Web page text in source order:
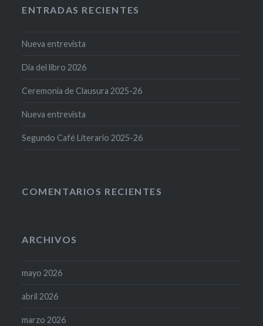
ENTRADAS RECIENTES
Nueva entrevista
Día del libro 2026
Ceremonia de Clausura 2025-26
Nueva entrevista
Segundo Café Literario 2025-26
COMENTARIOS RECIENTES
ARCHIVOS
mayo 2026
abril 2026
marzo 2026